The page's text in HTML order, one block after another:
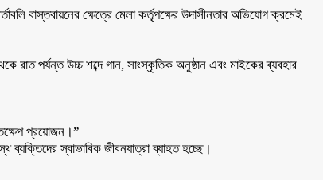
বাস্তবায়নের ক্ষেত্রে মেলা কর্তৃপক্ষের উদাসীনতার অভিযোগ ক্রমেই
রাত পর্যন্ত উচ্চ শব্দে গান, সাংস্কৃতিক অনুষ্ঠান এবং মাইকের ব্যবহার
প্রয়োজন।”
ব্যক্তিদের স্বাভাবিক জীবনযাত্রা ব্যাহত হচ্ছে।